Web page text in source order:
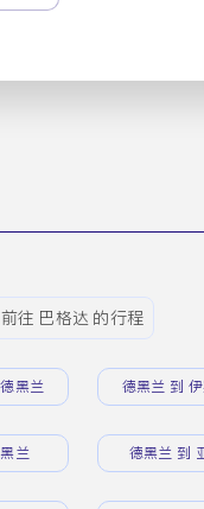
前往 巴格达 的行程
黑兰 德黑兰 到
兰 德黑兰 到